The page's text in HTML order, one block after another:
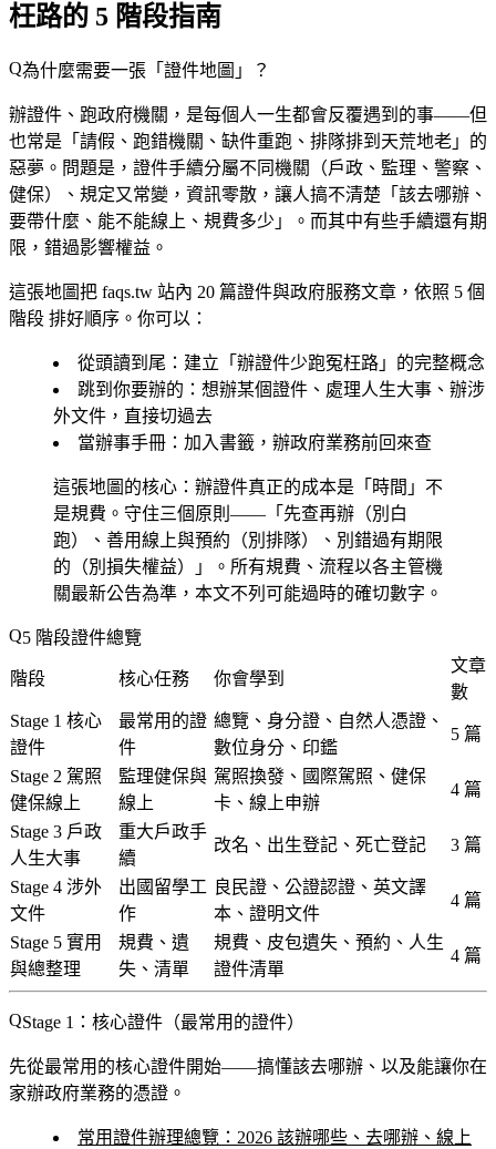
枉路的 5 階段指南
為什麼需要一張「證件地圖」？
辦證件、跑政府機關，是每個人一生都會反覆遇到的事——但
也常是「請假、跑錯機關、缺件重跑、排隊排到天荒地老」的
惡夢。問題是，證件手續分屬不同機關（戶政、監理、警察、
健保）、規定又常變，資訊零散，讓人搞不清楚「該去哪辦、
要帶什麼、能不能線上、規費多少」。而其中有些手續還有期
限，錯過影響權益。
這張地圖把 faqs.tw 站內 20 篇證件與政府服務文章 ，依照 5 個
階段 排好順序。你可以：
從頭讀到尾 ：建立「辦證件少跑冤枉路」的完整概念
跳到你要辦的 ：想辦某個證件、處理人生大事、辦涉
外文件，直接切過去
當辦事手冊 ：加入書籤，辦政府業務前回來查
這張地圖的核心：辦證件真正的成本是「時間」不
是規費。守住三個原則——「先查再辦（別白
跑）、善用線上與預約（別排隊）、別錯過有期限
的（別損失權益）」。所有規費、流程以各主管機
關最新公告為準，本文不列可能過時的確切數字。
5 階段證件總覽
階段 核心任務 你會學到
文章
數
Stage 1 核心
證件
最常用的證
件
總覽、身分證、自然人憑證、
數位身分、印鑑
5 篇
Stage 2 駕照
健保線上
監理健保與
線上
駕照換發、國際駕照、健保
卡、線上申辦
4 篇
Stage 3 戶政
人生大事
重大戶政手
續
改名、出生登記、死亡登記 3 篇
Stage 4 涉外
文件
出國留學工
作
良民證、公證認證、英文譯
本、證明文件
4 篇
Stage 5 實用
與總整理
規費、遺
失、清單
規費、皮包遺失、預約、人生
證件清單
4 篇
Stage 1：核心證件（最常用的證件）
先從最常用的核心證件開始——搞懂該去哪辦、以及能讓你在
家辦政府業務的憑證。
常用證件辦理總覽：2026 該辦哪些、去哪辦、線上